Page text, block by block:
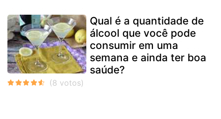
Qual é a quantidade de
álcool que você pode
consumir em uma
semana e ainda ter boa
saúde?